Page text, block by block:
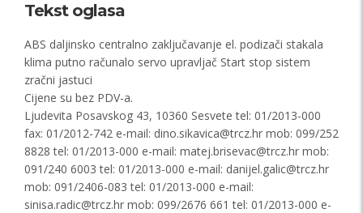
Tekst oglasa
ABS daljinsko centralno zaključavanje el. podizači stakala
klima putno računalo servo upravljač Start stop sistem
zračni jastuci
Cijene su bez PDV-a.
Ljudevita Posavskog 43, 10360 Sesvete tel: 01/2013-000
fax: 01/2012-742 e-mail: dino.sikavica@trcz.hr mob: 099/252
8828 tel: 01/2013-000 e-mail: matej.brisevac@trcz.hr mob:
091/240 6003 tel: 01/2013-000 e-mail: danijel.galic@trcz.hr
mob: 091/2406-083 tel: 01/2013-000 e-mail:
sinisa.radic@trcz.hr mob: 099/2676 661 tel: 01/2013-000 e-